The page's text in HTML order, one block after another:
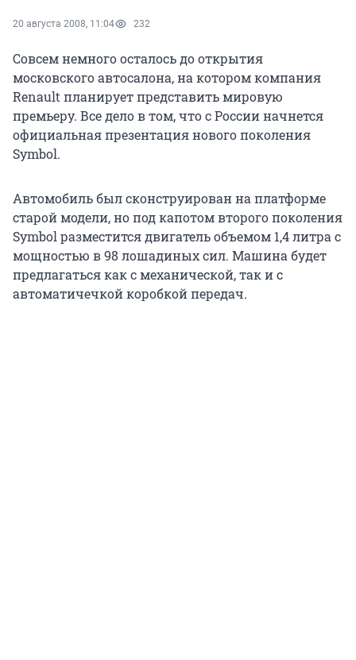
20 августа 2008, 11:04 232
Совсем немного осталось до открытия
московского автосалона, на котором компания
Renault планирует представить мировую
премьеру. Все дело в том, что с России начнется
официальная презентация нового поколения
Symbol.
Автомобиль был сконструирован на платформе
старой модели, но под капотом второго поколения
Symbol разместится двигатель объемом 1,4 литра с
мощностью в 98 лошадиных сил. Машина будет
предлагаться как с механической, так и с
автоматичечкой коробкой передач.